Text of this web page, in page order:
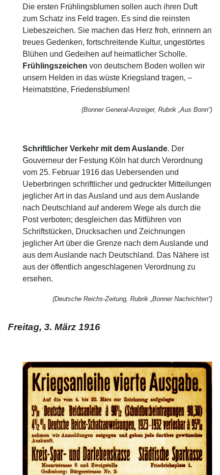
Die ersten Frühlingsblumen sollen auch ihren Duft
zum Schatz ins Feld tragen. Es sind die reinsten
Liebeszeichen. Sie machen das Herz froh, erinnern an
treues Gedenken, fortschreitende Kultur, ungestörtes
Blühen und Gedeihen auf heimatlicher Scholle.
Frühlingszeichen von deutschem Boden wollen wir
unsern Helden in das wüste Kriegsland tragen, –
Heimatstöne, Friedensblumen!
(Bonner General-Anzeiger, Rubrik „Aus Bonn“)
Schriftlicher Verkehr mit dem Auslande. Der
Gouverneur der Festung Köln hat durch Verordnung
vom 25. Februar 1916 das Uebersenden und
Ueberbringen schriftlicher und gedruckter Mitteilungen
jeglicher Art in das Ausland und aus dem Auslande
nach Deutschland auf anderem Wege als durch die
Post verboten; desgleichen das Mitführen von
Schriftstücken, Drucksachen und Zeichnungen
jeglicher Art über die Grenze nach dem Auslande und
aus dem Auslande nach Deutschland. Das Nähere ist
aus der öffentlich angeschlagenen Verordnung zu
ersehen.
(Deutsche Reichs-Zeitung, Rubrik „Bonner Nachrichten“)
Freitag, 3. März 1916